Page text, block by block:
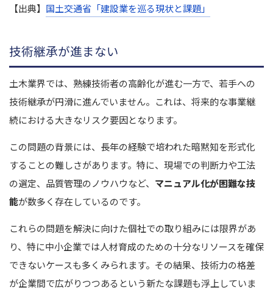
【出典】 国土交通省「建設業を巡る現状と課題」
技術継承が進まない
土木業界では、熟練技術者の高齢化が進む一方で、若手への
技術継承が円滑に進んでいません。これは、将来的な事業継
続における大きなリスク要因となります。
この問題の背景には、長年の経験で培われた暗黙知を形式化
することの難しさがあります。特に、現場での判断力や工法
の選定、品質管理のノウハウなど、 マニュアル化が困難な技
能が数多く存在しているのです。
これらの問題を解決に向けた個社での取り組みには限界があ
り、特に中小企業では人材育成のための十分なリソースを確保
できないケースも多くみられます。その結果、技術力の格差
が企業間で広がりつつあるという新たな課題も浮上していま